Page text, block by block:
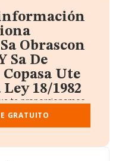
Obrascon
Sa De
Ute
18/1982
te proporcionamos
CIF,
y Empleados.
GRATUITO